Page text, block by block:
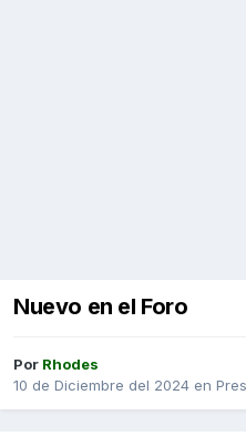
Nuevo en el Foro
Por Rhodes
10 de Diciembre del 2024 en